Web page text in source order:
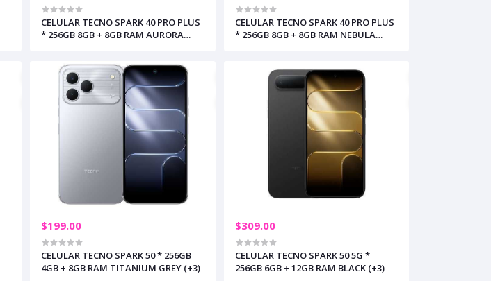
CELULAR TECNO SPARK 40 PRO PLUS
* 256GB 8GB + 8GB RAM AURORA
CELULAR TECNO SPARK 40 PRO PLUS
* 256GB 8GB + 8GB RAM NEBULA
$199.00
CELULAR TECNO SPARK 50 * 256GB
4GB + 8GB RAM TITANIUM GREY (+3)
$309.00
CELULAR TECNO SPARK 50 5G *
256GB 6GB + 12GB RAM BLACK (+3)